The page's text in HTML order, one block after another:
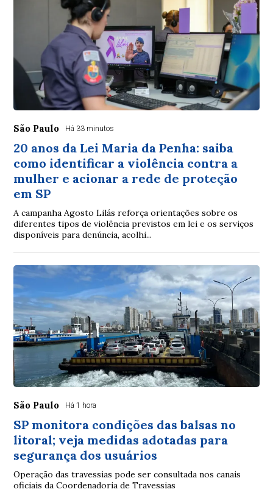
São Paulo Há 33 minutos
20 anos da Lei Maria da Penha: saiba
como identificar a violência contra a
mulher e acionar a rede de proteção
em SP
A campanha Agosto Lilás reforça orientações sobre os
diferentes tipos de violência previstos em lei e os serviços
disponíveis para denúncia, acolhi...
São Paulo Há 1 hora
SP monitora condições das balsas no
litoral; veja medidas adotadas para
segurança dos usuários
Operação das travessias pode ser consultada nos canais
oficiais da Coordenadoria de Travessias